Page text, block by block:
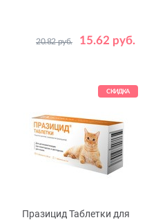
15.62 руб.
20.82 руб.
Цвет
Бирюзовый
Коричневый
Синий
СКИДКА
Празицид Таблетки для